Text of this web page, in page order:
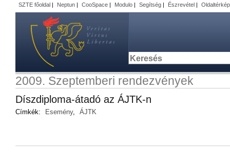
SZTE főoldal | Neptun | CooSpace | Modulo | Segítség | Észrevétel | Oldaltérkép
2009. Szeptemberi rendezvények
Díszdiploma-átadó az ÁJTK-n
Címkék: Esemény, ÁJTK